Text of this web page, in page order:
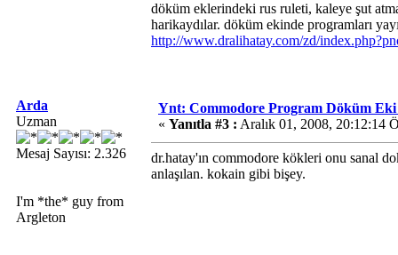
döküm eklerindeki rus ruleti, kaleye şut
harikaydılar. döküm ekinde programları
http://www.dralihatay.com/zd/
Arda
Uzman
Mesaj Sayısı: 2.326
I'm *the* guy from
Argleton
Ynt: Commodore Program Döküm Eki
« Yanıtla #3 : Aralık 01, 2008, 20:12:14
dr.hatay'ın commodore kökleri onu sanal
anlaşılan. kokain gibi bişey.